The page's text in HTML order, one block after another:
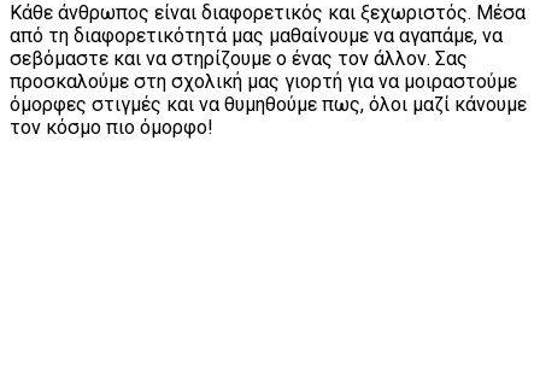
Κάθε άνθρωπος είναι διαφορετικός και ξεχωριστός. Μέσα
από τη διαφορετικότητά μας μαθαίνουμε να αγαπάμε, να
σεβόμαστε και να στηρίζουμε ο ένας τον άλλον. Σας
προσκαλούμε στη σχολική μας γιορτή για να μοιραστούμε
όμορφες στιγμές και να θυμηθούμε πως, όλοι μαζί κάνουμε
τον κόσμο πιο όμορφο!